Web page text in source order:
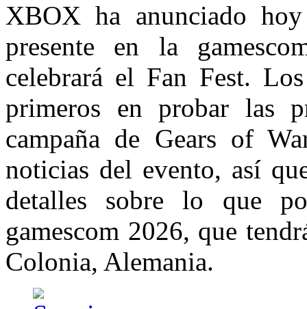
XBOX ha anunciado
presente en la
celebrará el Fan Fest.
primeros en probar las
campaña de Gears of
noticias del evento, así
detalles sobre lo que
gamescom 2026, que
Colonia, Alemania.